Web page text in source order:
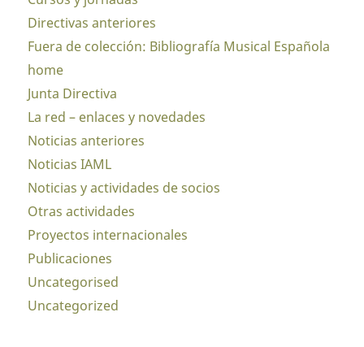
Directivas anteriores
Fuera de colección: Bibliografía Musical Española
home
Junta Directiva
La red – enlaces y novedades
Noticias anteriores
Noticias IAML
Noticias y actividades de socios
Otras actividades
Proyectos internacionales
Publicaciones
Uncategorised
Uncategorized